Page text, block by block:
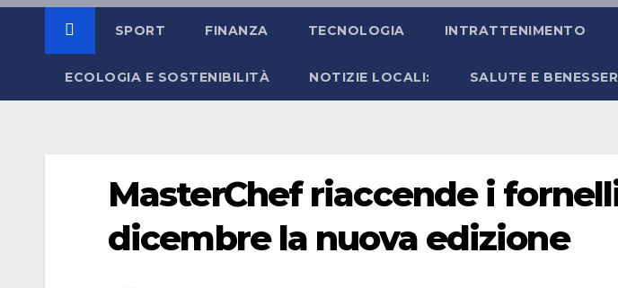
SPORT FINANZA TECNOLOGIA INTRATTENIMENTO
ECOLOGIA E SOSTENIBILITÀ NOTIZIE LOCALI: SALUTE E
MasterChef riaccende i
dicembre la nuova edizione